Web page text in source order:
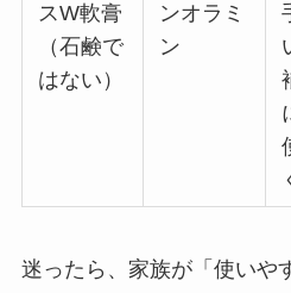
スW軟膏
（石鹸で
はない）
ンオラミ
ン
迷ったら、家族が「使いや